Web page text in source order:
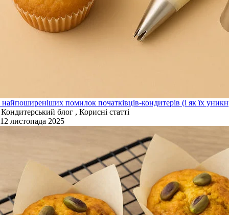
найпоширеніших помилок початківців-кондитерів (і як їх
блог , Корисні статті
листопада 2025